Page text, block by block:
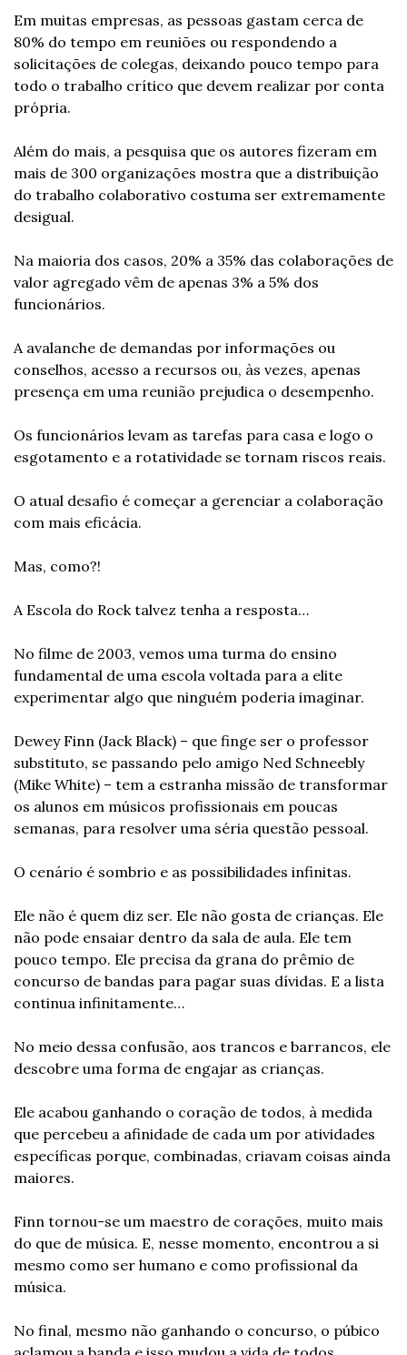
Em muitas empresas, as pessoas gastam cerca de
80% do tempo em reuniões ou respondendo a
solicitações de colegas, deixando pouco tempo para
todo o trabalho crítico que devem realizar por conta
própria.
Além do mais, a pesquisa que os autores fizeram em
mais de 300 organizações mostra que a distribuição
do trabalho colaborativo costuma ser extremamente
desigual.
Na maioria dos casos, 20% a 35% das colaborações de
valor agregado vêm de apenas 3% a 5% dos
funcionários.
A avalanche de demandas por informações ou
conselhos, acesso a recursos ou, às vezes, apenas
presença em uma reunião prejudica o desempenho.
Os funcionários levam as tarefas para casa e logo o
esgotamento e a rotatividade se tornam riscos reais.
O atual desafio é começar a gerenciar a colaboração
com mais eficácia.
Mas, como?!
A Escola do Rock talvez tenha a resposta…
No filme de 2003, vemos uma turma do ensino
fundamental de uma escola voltada para a elite
experimentar algo que ninguém poderia imaginar.
Dewey Finn (Jack Black) – que finge ser o professor
substituto, se passando pelo amigo Ned Schneebly
(Mike White) – tem a estranha missão de transformar
os alunos em músicos profissionais em poucas
semanas, para resolver uma séria questão pessoal.
O cenário é sombrio e as possibilidades infinitas.
Ele não é quem diz ser. Ele não gosta de crianças. Ele
não pode ensaiar dentro da sala de aula. Ele tem
pouco tempo. Ele precisa da grana do prêmio de
concurso de bandas para pagar suas dívidas. E a lista
continua infinitamente…
No meio dessa confusão, aos trancos e barrancos, ele
descobre uma forma de engajar as crianças.
Ele acabou ganhando o coração de todos, à medida
que percebeu a afinidade de cada um por atividades
específicas porque, combinadas, criavam coisas ainda
maiores.
Finn tornou-se um maestro de corações, muito mais
do que de música. E, nesse momento, encontrou a si
mesmo como ser humano e como profissional da
música.
No final, mesmo não ganhando o concurso, o púbico